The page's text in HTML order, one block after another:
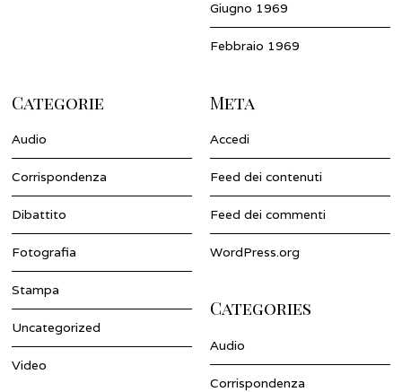
Giugno 1969
Febbraio 1969
Categorie
Audio
Corrispondenza
Dibattito
Fotografia
Stampa
Uncategorized
Video
Meta
Accedi
Feed dei contenuti
Feed dei commenti
WordPress.org
Categories
Audio
Corrispondenza